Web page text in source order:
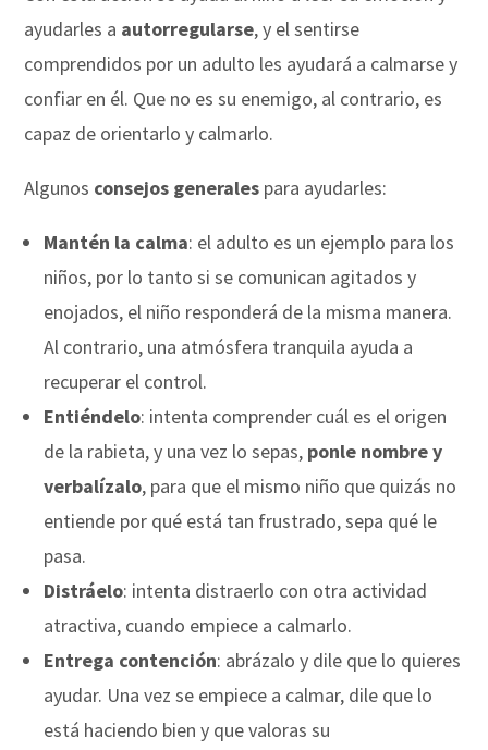
ayudarles a autorregularse, y el sentirse
comprendidos por un adulto les ayudará a calmarse y
confiar en él. Que no es su enemigo, al contrario, es
capaz de orientarlo y calmarlo.
Algunos consejos generales para ayudarles:
Mantén la calma: el adulto es un ejemplo para los
niños, por lo tanto si se comunican agitados y
enojados, el niño responderá de la misma manera.
Al contrario, una atmósfera tranquila ayuda a
recuperar el control.
Entiéndelo: intenta comprender cuál es el origen
de la rabieta, y una vez lo sepas, ponle nombre y
verbalízalo, para que el mismo niño que quizás no
entiende por qué está tan frustrado, sepa qué le
pasa.
Distráelo: intenta distraerlo con otra actividad
atractiva, cuando empiece a calmarlo.
Entrega contención: abrázalo y dile que lo quieres
ayudar. Una vez se empiece a calmar, dile que lo
está haciendo bien y que valoras su